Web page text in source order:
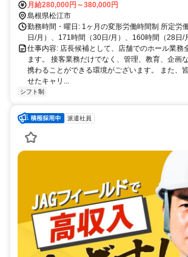
月給280,000円～380,000円
島根県松江市
勤務時間・曜日: 1ヶ月の変形労働時間制 所定労
日/月）、171時間（30日/月）、160時間（28日/
仕事内容: 店長候補として、店舗でのホール業務
ます。 接客業務だけでなく、管理、教育、企画
携わることができる環境がございます。 また、
せたキャリ...
シフト制
派遣社員